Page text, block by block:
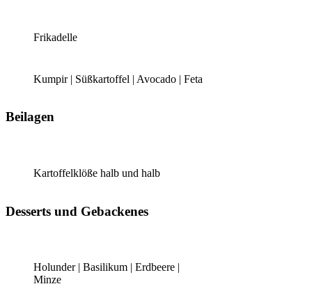
Frikadelle
Kumpir | Süßkartoffel | Avocado | Feta
Beilagen
Kartoffelklöße halb und halb
Desserts und Gebackenes
Holunder | Basilikum | Erdbeere |
Minze